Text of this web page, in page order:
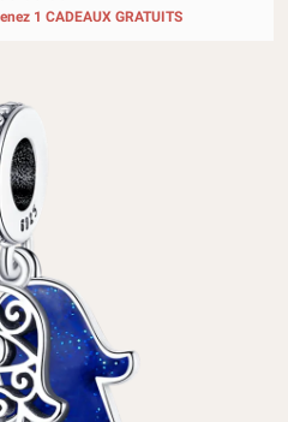
1 CADEAUX GRATUITS